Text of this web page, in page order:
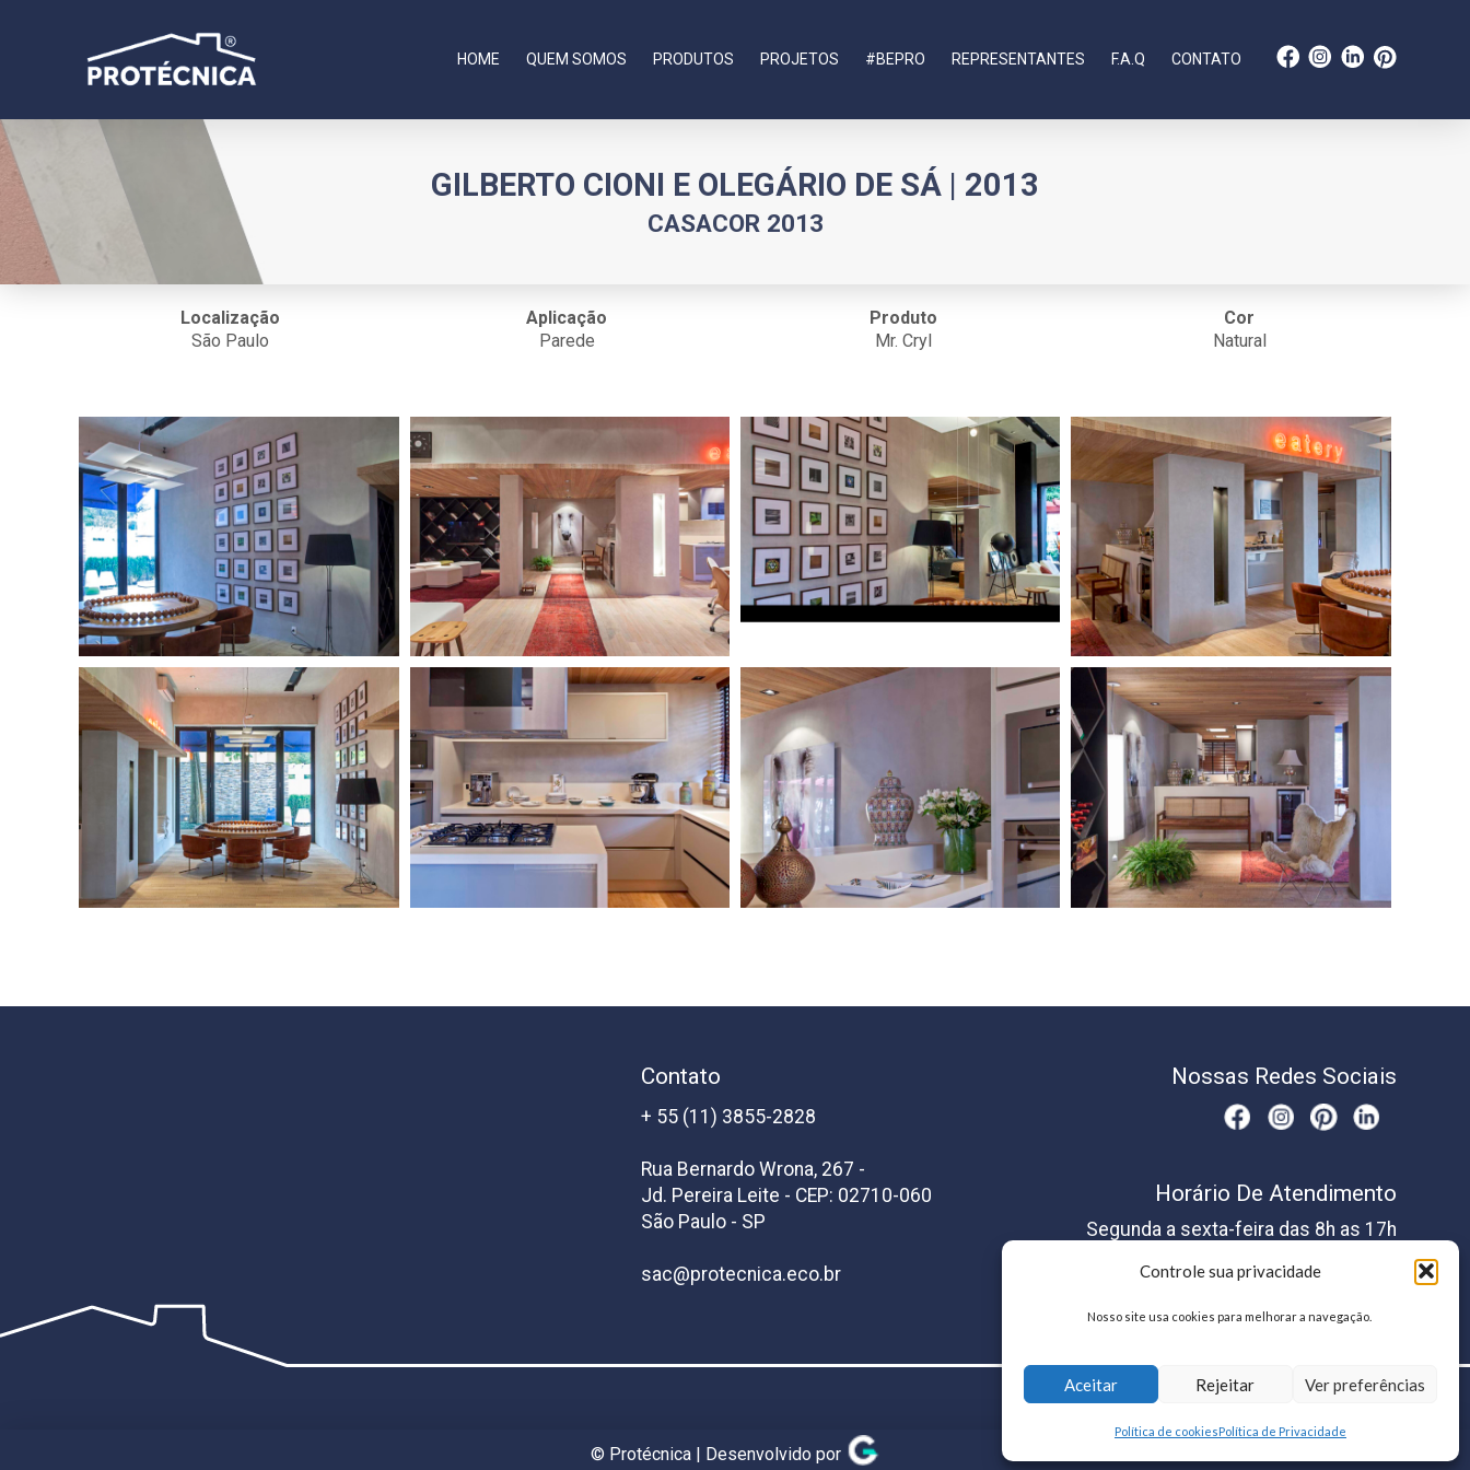
Controle sua privacidade
Nosso site usa cookies para melhorar a navegação.
Aceitar Rejeitar Ver preferências
Política de cookiesPolítica de Privacidade
HOME QUEM SOMOS PRODUTOS PROJETOS #BEPRO REPRESENTANTES F.A.Q CONTATO
GILBERTO CIONI E OLEGÁRIO DE SÁ | 2013
CASACOR 2013
Localização
São Paulo
Aplicação
Parede
Produto
Mr. Cryl
Cor
Natural
Contato
+ 55 (11) 3855-2828
Rua Bernardo Wrona, 267 -
Jd. Pereira Leite - CEP: 02710-060
São Paulo - SP
sac@protecnica.eco.br
Nossas Redes Sociais
Horário De Atendimento
Segunda a sexta-feira das 8h as 17h
© Protécnica | Desenvolvido por